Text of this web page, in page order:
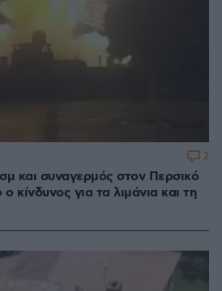
και συναγερμός στον Περσικό
κίνδυνος για τα λιμάνια και τη
2